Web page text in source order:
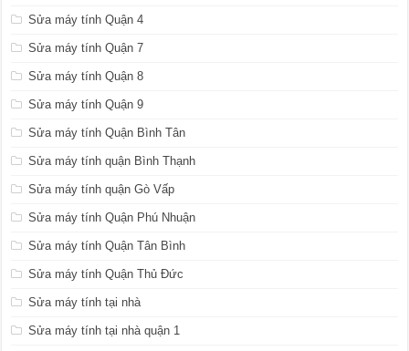
Sửa máy tính Quận 4
Sửa máy tính Quận 7
Sửa máy tính Quận 8
Sửa máy tính Quận 9
Sửa máy tính Quận Bình Tân
Sửa máy tính quận Bình Thạnh
Sửa máy tính quận Gò Vấp
Sửa máy tính Quận Phú Nhuận
Sửa máy tính Quận Tân Bình
Sửa máy tính Quận Thủ Đức
Sửa máy tính tại nhà
Sửa máy tính tại nhà quận 1